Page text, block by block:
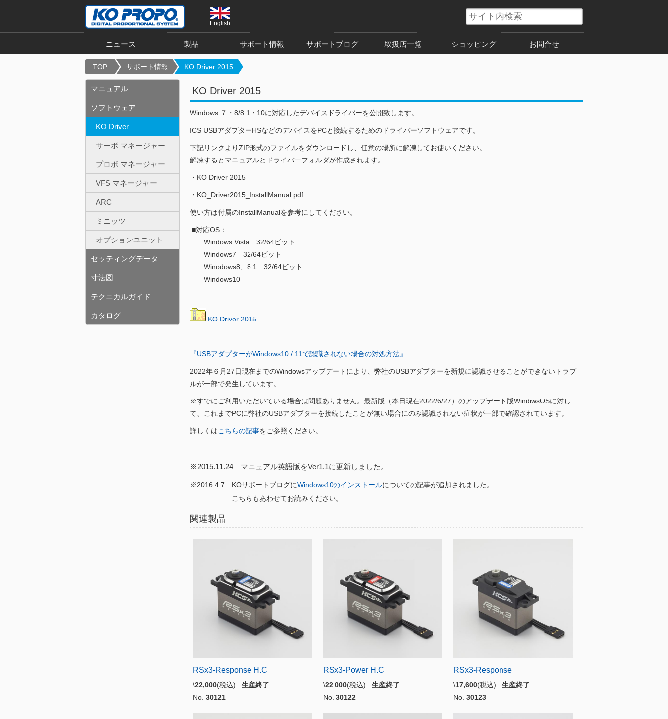
English
ニュース 製品 サポート情報 サポートブログ 取扱店一覧 ショッピング お問合せ
TOP サポート情報 KO Driver 2015
KO Driver 2015
Windows ７・8/8.1・10に対応したデバイスドライバーを公開致します。
ICS USBアダプターHSなどのデバイスをPCと接続するためのドライバーソフトウェアです。
下記リンクよりZIP形式のファイルをダウンロードし、任意の場所に解凍してお使いください。
解凍するとマニュアルとドライバーフォルダが作成されます。
・KO Driver 2015
・KO_Driver2015_InstallManual.pdf
使い方は付属のInstallManualを参考にしてください。
■対応OS：
Windows Vista 32/64ビット
Windows7 32/64ビット
Winodows8、8.1
32/64ビット
Windows10
KO Driver 2015
『USBアダプターがWindows10 / 11で認識されない場合の対処方法』
2022年６月27日現在までのWindowsアップデートにより、弊社のUSBアダプターを新規に認識させることができないトラブ
ルが一部で発生しています。
※すでにご利用いただいている場合は問題ありません。最新版（本日現在2022/6/27）のアップデート版WindiwsOSに対し
て、これまでPCに弊社のUSBアダプターを接続したことが無い場合にのみ認識されない症状が一部で確認されています。
詳しくはこちらの記事をご参照ください。
※2015.11.24 マニュアル英語版をVer1.1に更新しました。
※2016.4.7 KOサポートブログにWindows10のインストールについての記事が追加されました。
こちらもあわせてお読みください。
関連製品
RSx3-Response H.C
\22,000(税込) 生産終了
No. 30121
RSx3-Power H.C
\22,000(税込) 生産終了
No. 30122
RSx3-Response
\17,600(税込) 生産終了
No. 30123
マニュアル
ソフトウェア
KO Driver
サーボ マネージャー
プロポ マネージャー
VFS マネージャー
ARC
ミニッツ
オプションユニット
セッティングデータ
寸法図
テクニカルガイド
カタログ